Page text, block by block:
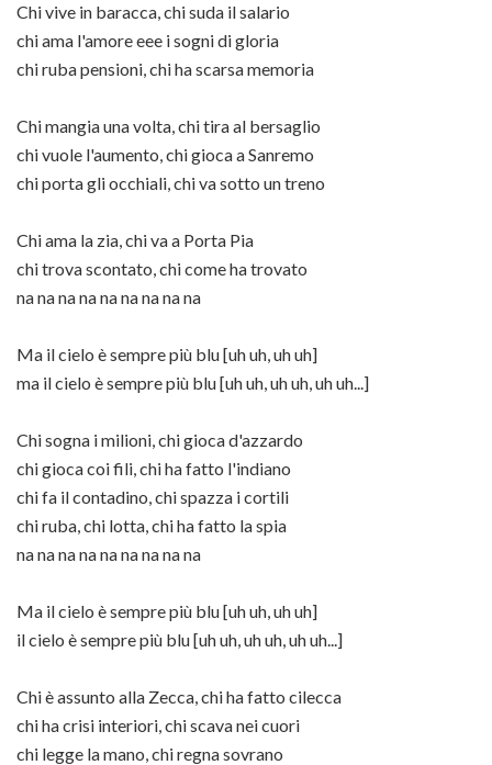
Chi vive in baracca, chi suda il salario
chi ama l'amore eee i sogni di gloria
chi ruba pensioni, chi ha scarsa memoria
Chi mangia una volta, chi tira al bersaglio
chi vuole l'aumento, chi gioca a Sanremo
chi porta gli occhiali, chi va sotto un treno
Chi ama la zia, chi va a Porta Pia
chi trova scontato, chi come ha trovato
na na na na na na na na na
Ma il cielo è sempre più blu [uh uh, uh uh]
ma il cielo è sempre più blu [uh uh, uh uh, uh uh...]
Chi sogna i milioni, chi gioca d'azzardo
chi gioca coi fili, chi ha fatto l'indiano
chi fa il contadino, chi spazza i cortili
chi ruba, chi lotta, chi ha fatto la spia
na na na na na na na na na
Ma il cielo è sempre più blu [uh uh, uh uh]
il cielo è sempre più blu [uh uh, uh uh, uh uh...]
Chi è assunto alla Zecca, chi ha fatto cilecca
chi ha crisi interiori, chi scava nei cuori
chi legge la mano, chi regna sovrano